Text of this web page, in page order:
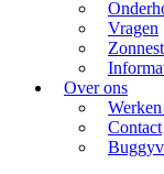
Vragen
Over ons
Contact